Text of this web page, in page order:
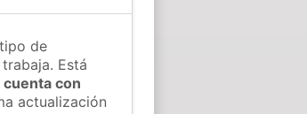
de
Está
cuenta con
actualización